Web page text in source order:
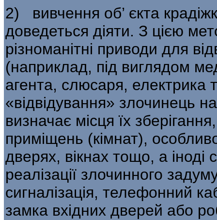
2) вивчення об’ єкта
дове­деться діяти. З цією
різноманітні приводи для
(наприклад, під виглядом
агента, слюсаря, електрика
«відвідування» злочинець
визначає місця їх
приміщень (кімнат),
дверях, вікнах тощо, а іноді
реалізації злочинного
сигналізація, телефонний
замка вхідних дверей або